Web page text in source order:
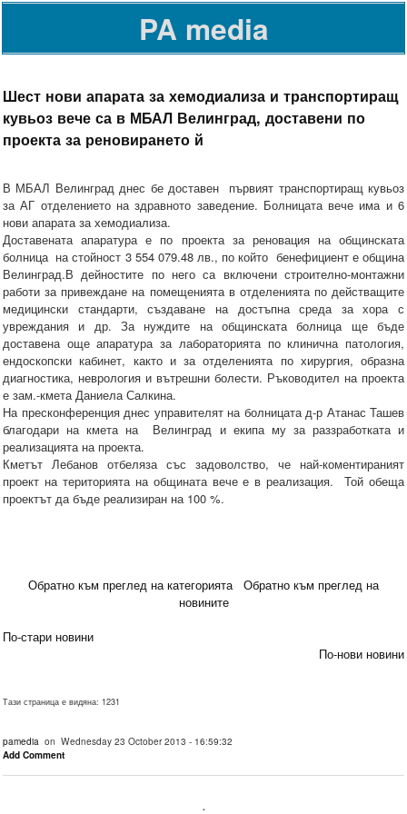
PA media
Шест нови апарата за хемодиализа и транспортиращ
кувьоз вече са в МБАЛ Велинград, доставени по
проекта за реновирането й
В МБАЛ Велинград днес бе доставен първият транспортиращ кувьоз
за АГ отделението на здравното заведение. Болницата вече има и 6
нови апарата за хемодиализа.
Доставената апаратура е по проекта за реновация на общинската
болница на стойност 3 554 079.48 лв., по който бенефициент е община
Велинград.В дейностите по него са включени строително-монтажни
работи за привеждане на помещенията в отделенията по действащите
медицински стандарти, създаване на достъпна среда за хора с
увреждания и др. За нуждите на общинската болница ще бъде
доставена още апаратура за лабораторията по клинична патология,
ендоскопски кабинет, както и за отделенията по хирургия, образна
диагностика, неврология и вътрешни болести. Ръководител на проекта
е зам.-кмета Даниела Салкина.
На пресконференция днес управителят на болницата д-р Атанас Ташев
благодари на кмета на Велинград и екипа му за раззработката и
реализацията на проекта.
Кметът Лебанов отбеляза със задоволство, че най-коментираният
проект на територията на общината вече е в реализация. Той обеща
проектът да бъде реализиран на 100 %.
Обратно към преглед на категорията
Обратно към преглед на
новините
По-стари новини
По-нови новини
Тази страница е видяна: 1231
pamedia on Wednesday 23 October 2013 - 16:59:32
Add Comment
.